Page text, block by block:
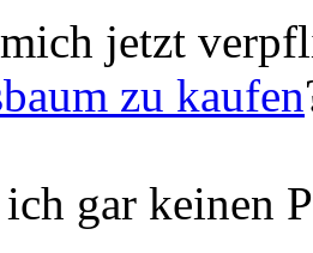
jetzt
zu kaufen
gar keinen